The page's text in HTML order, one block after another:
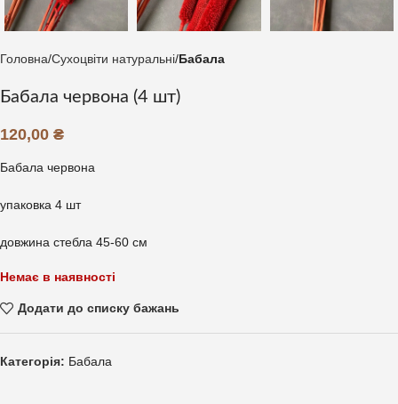
Головна Сухоцвіти натуральні Бабала
Бабала червона (4 шт)
120,00 ₴
Бабала червона
упаковка 4 шт
довжина стебла 45-60 см
Немає в наявності
Додати до списку бажань
Категорія: Бабала